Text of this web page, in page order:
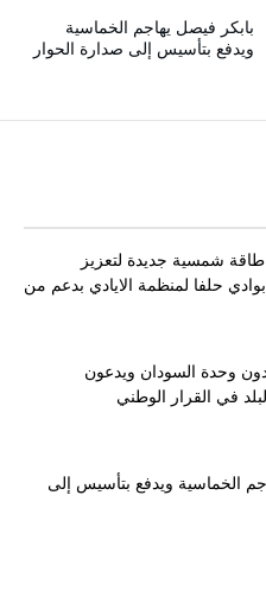
بابكر فيصل يهاجم الخماسية
ويدفع بتأسيس إلى صدارة الحوار
طاقة شمسية جديدة لتعزيز
بوادي حلفا لمنظمة الايادي بدعم من
وحدة السودان ويدعون
في القرار الوطني
الخماسية ويدفع بتأسيس إلى